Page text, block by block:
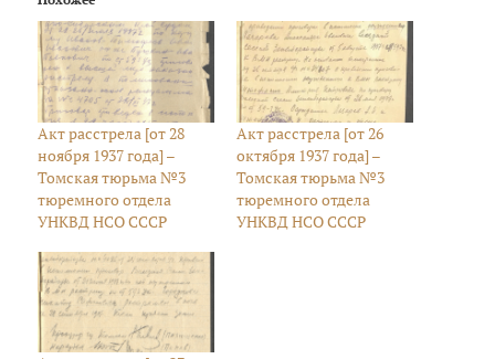
Акт расстрела [от 28
ноября 1937 года] –
Томская тюрьма №3
тюремного отдела
УНКВД НСО СССР
Акт расстрела [от 26
октября 1937 года] –
Томская тюрьма №3
тюремного отдела
УНКВД НСО СССР